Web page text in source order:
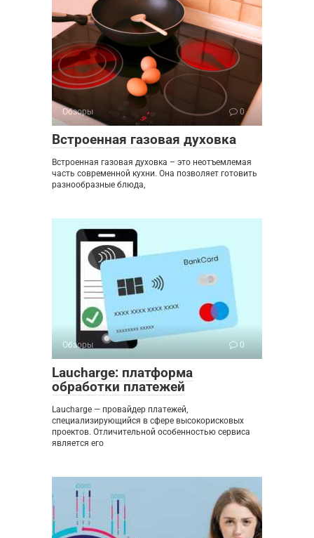
Обзоры 0
Встроенная газовая духовка
Встроенная газовая духовка – это неотъемлемая
часть современной кухни. Она позволяет готовить
разнообразные блюда,
Обзоры 0
Laucharge: платформа
обработки платежей
Laucharge — провайдер платежей,
специализирующийся в сфере высокорисковых
проектов. Отличительной особенностью сервиса
является его